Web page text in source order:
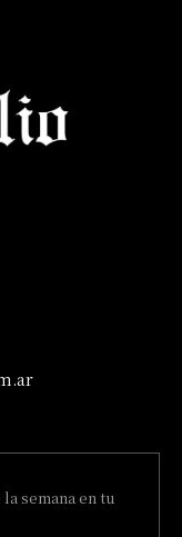
semana en tu